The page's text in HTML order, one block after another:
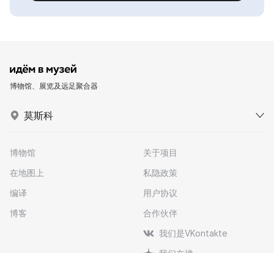
博物馆、展览及远足聚合器
莫斯科
博物馆
在地图上
编译
博客
关于项目
私隐政策
用户协议
合作伙伴
我们是VKontakte